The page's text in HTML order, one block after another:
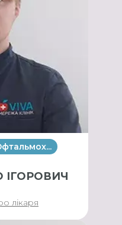
лікаря